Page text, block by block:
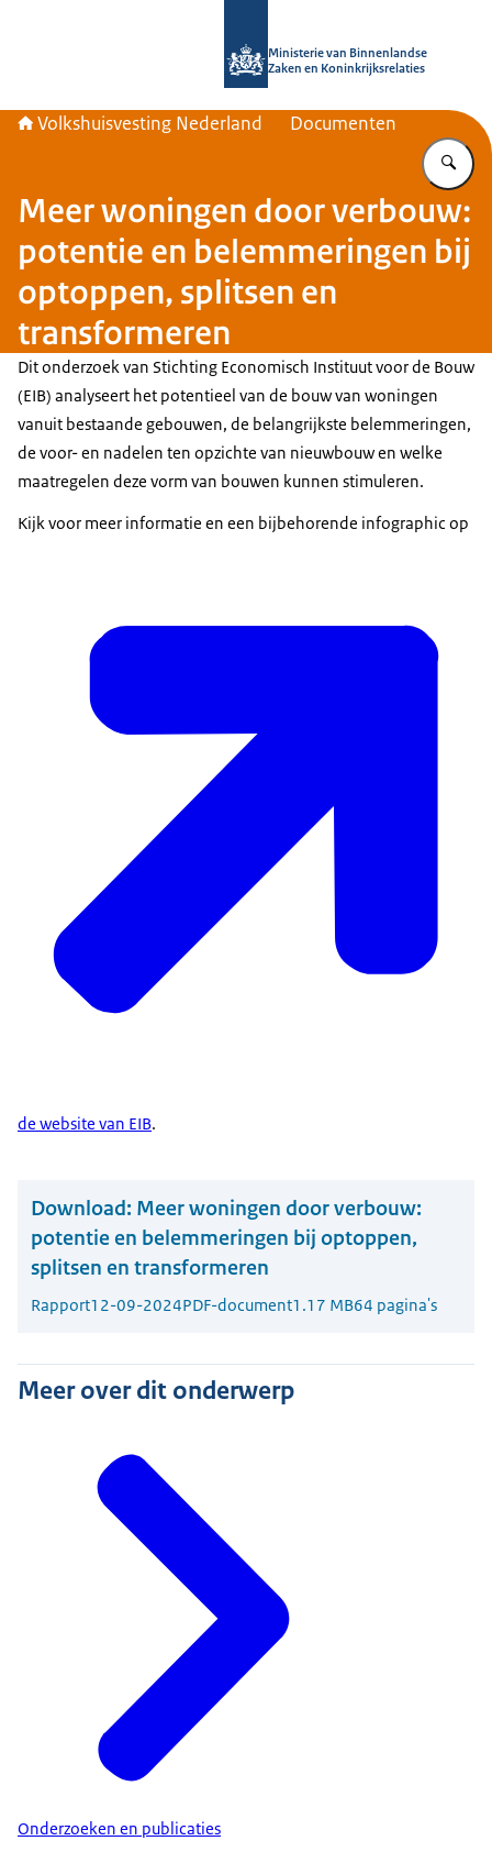
Ministerie van Binnenlandse
Zaken en Koninkrijksrelaties
Volkshuisvesting Nederland Documenten
Meer woningen door verbouw:
potentie en belemmeringen bij
optoppen, splitsen en
transformeren
Dit onderzoek van Stichting Economisch Instituut voor de Bouw
(EIB) analyseert het potentieel van de bouw van woningen
vanuit bestaande gebouwen, de belangrijkste belemmeringen,
de voor- en nadelen ten opzichte van nieuwbouw en welke
maatregelen deze vorm van bouwen kunnen stimuleren.
Kijk voor meer informatie en een bijbehorende infographic op
de website van EIB.
Download: Meer woningen door verbouw:
potentie en belemmeringen bij optoppen,
splitsen en transformeren
Rapport12-09-2024PDF-document1.17 MB64 pagina's
Meer over dit onderwerp
Onderzoeken en publicaties